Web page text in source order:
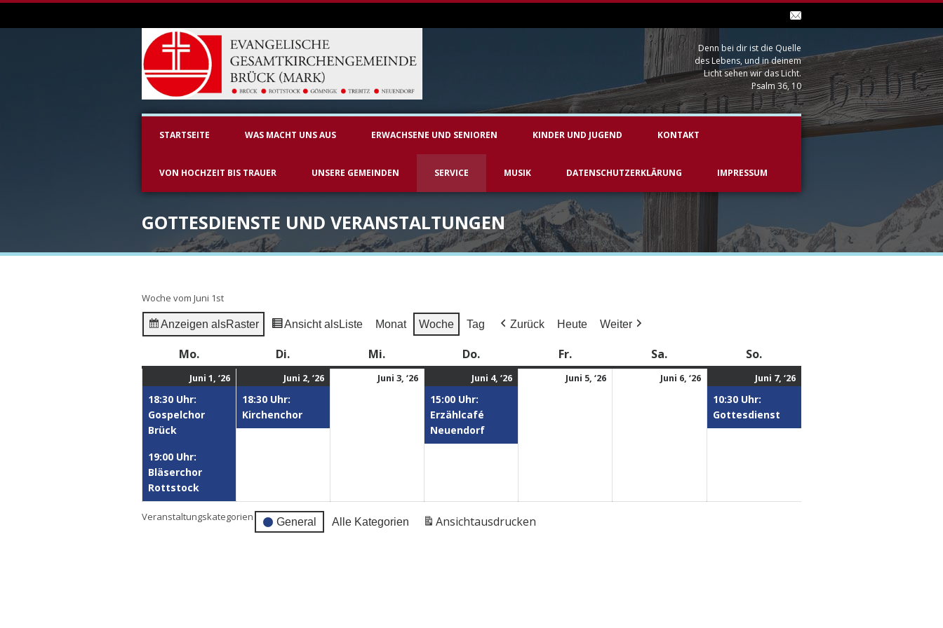
Denn bei dir ist die Quelle
des Lebens, und in deinem
Licht sehen wir das Licht.
Psalm 36, 10
STARTSEITE WAS MACHT UNS AUS ERWACHSENE UND SENIOREN KINDER UND JUGEND KONTAKT
VON HOCHZEIT BIS TRAUER UNSERE GEMEINDEN SERVICE MUSIK DATENSCHUTZERKLÄRUNG IMPRESSUM
GOTTESDIENSTE UND VERANSTALTUNGEN
Woche vom Juni 1st
Anzeigen alsRaster Ansicht alsListe Monat Woche Tag Zurück Heute Weiter
Mo. Di. Mi. Do. Fr. Sa. So.
Juni 1, ‘26
18:30 Uhr:
Gospelchor
Brück
19:00 Uhr:
Bläserchor
Rottstock
Juni 2, ‘26
18:30 Uhr:
Kirchenchor
Juni 3, ‘26 Juni 4, ‘26
15:00 Uhr:
Erzählcafé
Neuendorf
Juni 5, ‘26 Juni 6, ‘26 Juni 7, ‘26
10:30 Uhr:
Gottesdienst
Veranstaltungskategorien General Alle Kategorien Ansichtaus­dru­cken